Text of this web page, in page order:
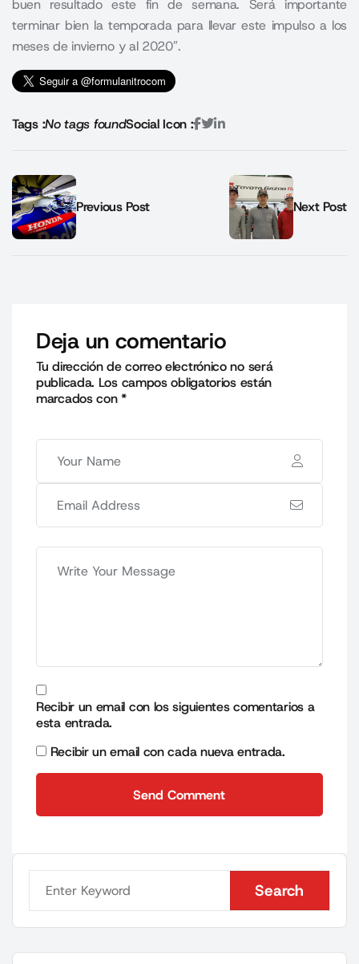
buen resultado este fin de semana. Será importante
terminar bien la temporada para llevar este impulso a los
meses de invierno y al 2020″.
Tags :No tags foundSocial Icon :
Previous Post Next Post
Deja un comentario
Tu dirección de correo electrónico no será
publicada. Los campos obligatorios están
marcados con*
Recibir un email con los siguientes comentarios a
esta entrada.
Recibir un email con cada nueva entrada.
Send Comment
Search
Search